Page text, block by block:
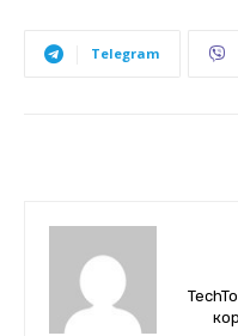
Telegram